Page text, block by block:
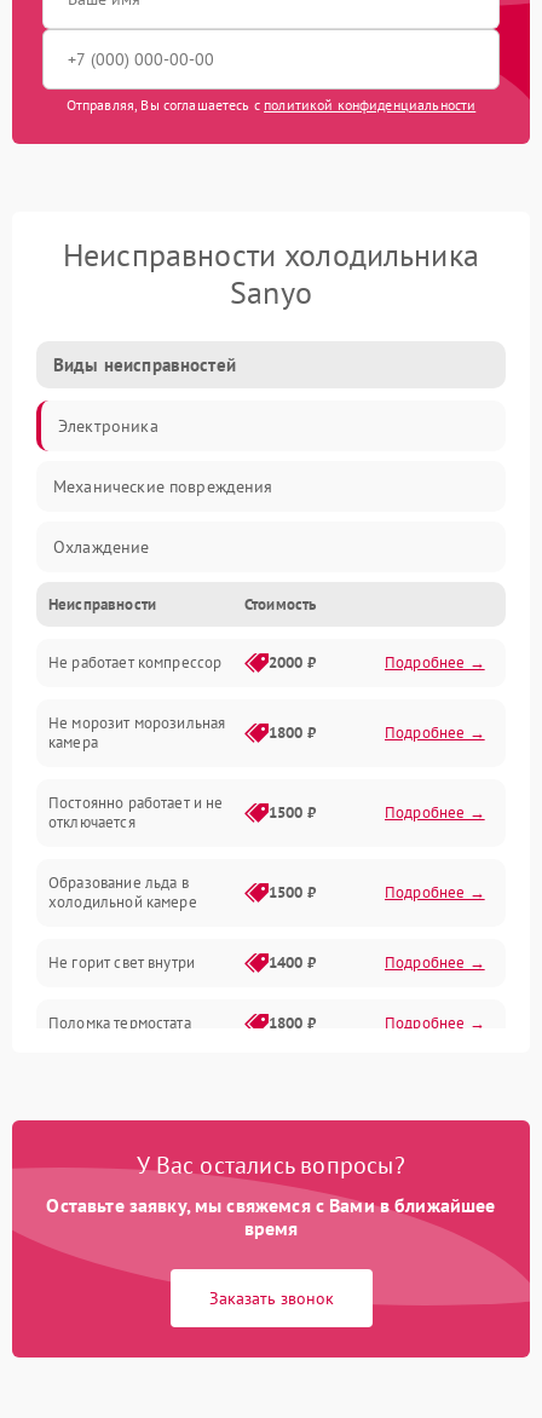
Отправляя, Вы соглашаетесь с политикой конфиденциальности
Неисправности холодильника
Sanyo
Виды неисправностей
Электроника
Механические повреждения
Охлаждение
Механика
Электропитание
Дренаж
Неисправности Стоимость
Не работает компрессор 2000 ₽ Подробнее →
Не морозит морозильная
камера
1800 ₽ Подробнее →
Постоянно работает и не
отключается
1500 ₽ Подробнее →
Образование льда в
холодильной камере
1500 ₽ Подробнее →
Не горит свет внутри 1400 ₽ Подробнее →
Поломка термостата 1800 ₽ Подробнее →
Образование конденсата
1800 ₽ Подробнее →
Сбой в работе инвертора
работе
2000 ₽ Подробнее →
У Вас остались вопросы?
Оставьте заявку, мы свяжемся с Вами в ближайшее
время
Заказать звонок